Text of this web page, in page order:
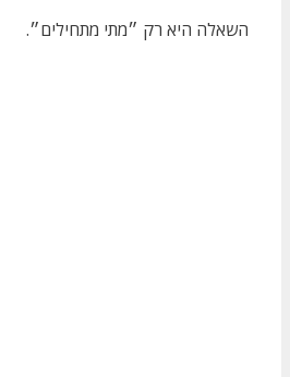
השאלה היא רק ״מתי מתחילים״.